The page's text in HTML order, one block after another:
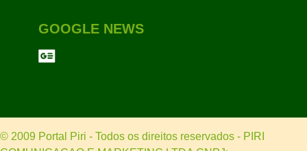
GOOGLE NEWS
© 2009 Portal Piri - Todos os direitos reservados - PIRI